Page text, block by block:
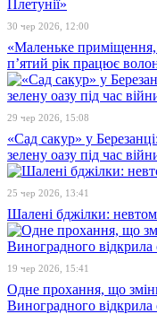
30 чер 2026, 12:00
«Маленьке приміщення,
п’ятий рік працює
29 чер 2026, 15:08
«Сад сакур» у
зелену оазу під час
25 чер 2026, 13:41
Шалені бджілки:
19 чер 2026, 15:41
Одне прохання, що
Виноградного відкрила